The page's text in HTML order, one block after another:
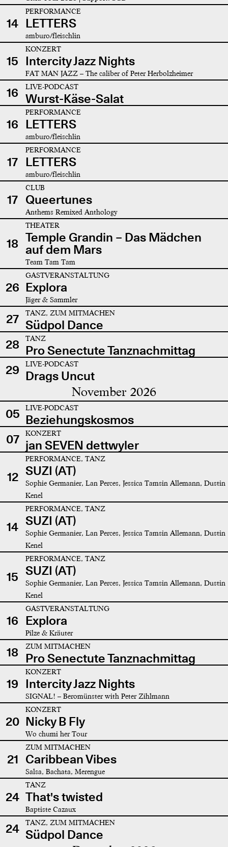
14
PERFORMANCE
LETTERS
amburo/fleischlin
15
KONZERT
Intercity Jazz Nights
FAT MAN JAZZ – The caliber of Peter Herbolzheimer
16 LIVE-PODCAST
Wurst-Käse-Salat
16
PERFORMANCE
LETTERS
amburo/fleischlin
17
PERFORMANCE
LETTERS
amburo/fleischlin
17
CLUB
Queertunes
Anthems Remixed Anthology
18
THEATER
Temple Grandin – Das Mädchen
auf dem Mars
Team Tam Tam
26
GASTVERANSTALTUNG
Explora
Jäger & Sammler
27 TANZ, ZUM MITMACHEN
Südpol Dance
28
TANZ
Pro Senectute Tanznachmittag
29
LIVE-PODCAST
Drags Uncut
November 2026
05 LIVE-PODCAST
Beziehungskosmos
07
KONZERT
jan SEVEN dettwyler
12
PERFORMANCE, TANZ
SUZI (AT)
Sophie Germanier, Lan Perces, Jessica Tamsin Allemann, Dustin
Kenel
14
PERFORMANCE, TANZ
SUZI (AT)
Sophie Germanier, Lan Perces, Jessica Tamsin Allemann, Dustin
Kenel
15
PERFORMANCE, TANZ
SUZI (AT)
Sophie Germanier, Lan Perces, Jessica Tamsin Allemann, Dustin
Kenel
16
GASTVERANSTALTUNG
Explora
Pilze & Kräuter
18 ZUM MITMACHEN
Pro Senectute Tanznachmittag
19
KONZERT
Intercity Jazz Nights
SIGNAL! – Beromünster with Peter Zihlmann
20
KONZERT
Nicky B Fly
Wo chumi her Tour
21
ZUM MITMACHEN
Caribbean Vibes
Salsa, Bachata, Merengue
24
TANZ
That's twisted
Baptiste Cazaux
24 TANZ, ZUM MITMACHEN
Südpol Dance